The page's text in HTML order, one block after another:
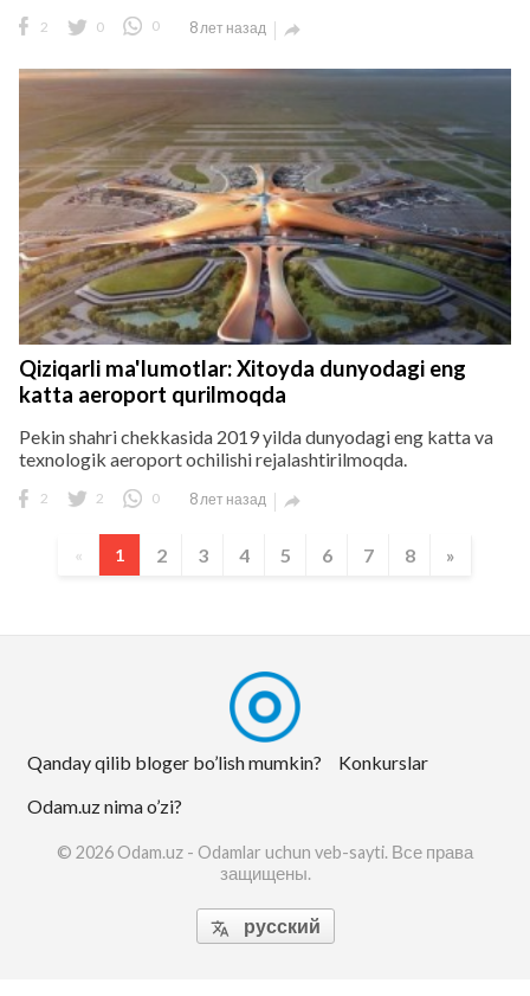
2 0 0 8 лет назад 
Qiziqarli ma'lumotlar: Xitoyda dunyodagi eng
katta aeroport qurilmoqda
Pekin shahri chekkasida 2019 yilda dunyodagi eng katta va
texnologik aeroport ochilishi rejalashtirilmoqda.
2 2 0 8 лет назад 
« 1 2 3 4 5 6 7 8 »
Qanday qilib bloger bo’lish mumkin?
Konkurslar
Odam.uz nima o’zi?
© 2026 Odam.uz - Odamlar uchun veb-sayti. Все права
защищены.
 русский